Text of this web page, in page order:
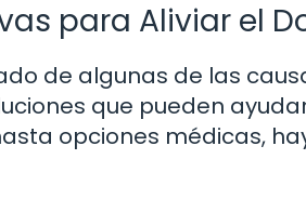
para Aliviar el
de algunas de las
que pueden
opciones médicas,